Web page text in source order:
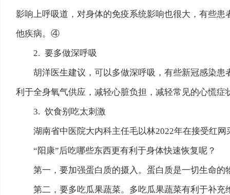
影响上呼吸道，对身体的免疫系统影响也很大，有些
他疾病。④
2. 要多做深呼吸
胡洋医生建议，可以多做深呼吸，有些新冠感染
利于全身氧气供应，减轻心脏负担，减轻常见的心慌
3. 饮食别吃太刺激
湖南省中医院大内科主任毛以林2022年在接受红
“阳康”后吃哪些东西更有利于身体快速恢复呢？
第一，要加强蛋白质的摄入。蛋白质是一切生命
第二，要多吃瓜果蔬菜。多吃瓜果蔬菜有利于补充